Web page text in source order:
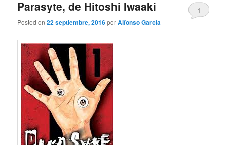
Parasyte, de Hitoshi Iwaaki
Posted on22 septiembre, 2016porAlfonso García
1